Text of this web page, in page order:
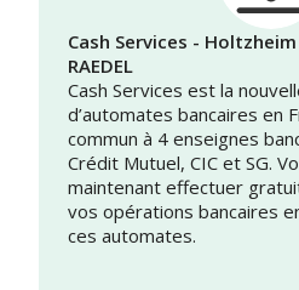
Cash Services - Holtzheim
RAEDEL
Cash Services est la
d’automates bancaires en
commun à 4 enseignes
Crédit Mutuel, CIC et SG.
maintenant effectuer
vos opérations bancaires
ces automates.